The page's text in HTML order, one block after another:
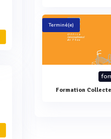
Terminé(e)
Formation